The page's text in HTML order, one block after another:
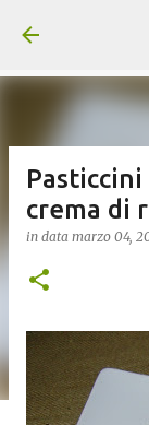
crema di
in data marzo 04,